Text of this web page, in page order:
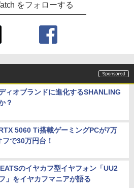
をフォローする
ィオブランドに進化するSHANLING
？
5060 Ti搭載ゲーミングPCが7万
で30万円台！
のイヤカフ型イヤフォン「UU2
」をイヤカフマニアが語る